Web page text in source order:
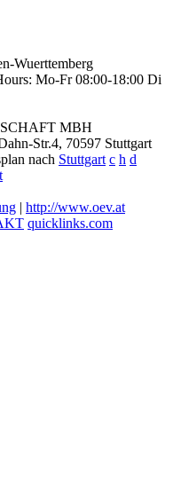
Wuerttemberg
Mo-Fr 08:00-18:00 Di
MBH
Str.4, 70597 Stuttgart
nach Stuttgart c h d
| http://www.oev.at
quicklinks.com